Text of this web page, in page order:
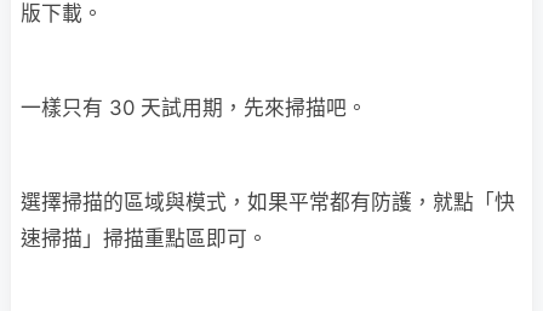
版下載。
一樣只有 30 天試用期，先來掃描吧。
選擇掃描的區域與模式，如果平常都有防護，就點「快
速掃描」掃描重點區即可。